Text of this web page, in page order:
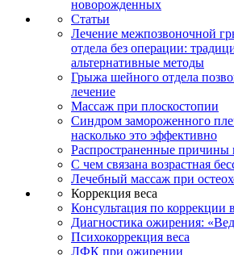
новорожденных
Статьи
Лечение межпозвоночной
отдела без операции:
альтернативные методы
Грыжа шейного отдела
лечение
Массаж при плоскостопии
Синдром замороженного
насколько это эффективно
Распространенные причины
С чем связана возрастная
Лечебный массаж при
Коррекция веса
Консультация по коррекции
Диагностика ожирения:
Психокоррекция веса
ЛФК при ожирении